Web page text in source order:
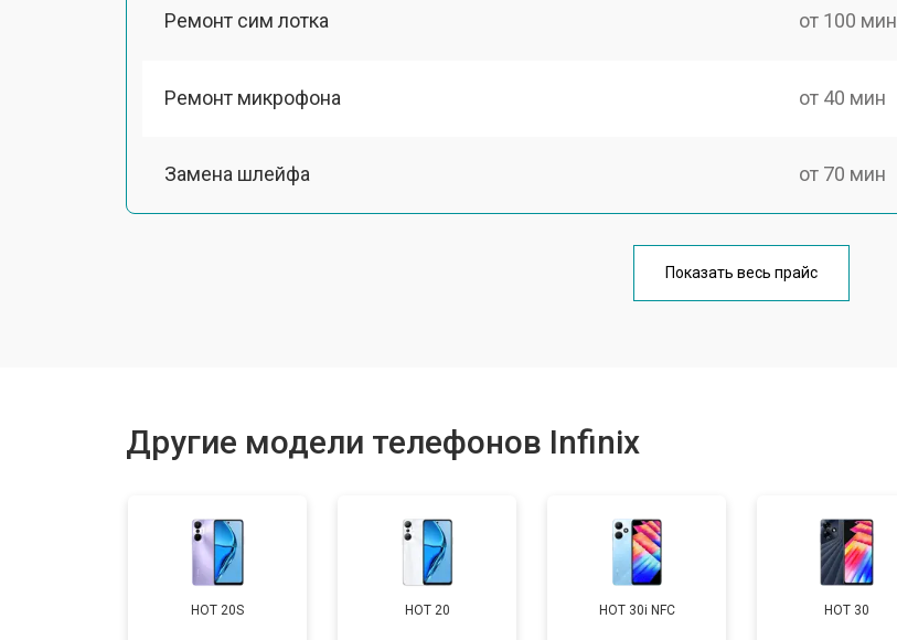
Ремонт сим лотка от 100 мин
Ремонт микрофона от 40 мин
Замена шлейфа от 70 мин
от 50 мин
Замена дисплея (экрана) от 60 мин
Показать весь прайс
Другие модели телефонов Infinix
HOT 20S HOT 20 HOT 30i NFC HOT 30